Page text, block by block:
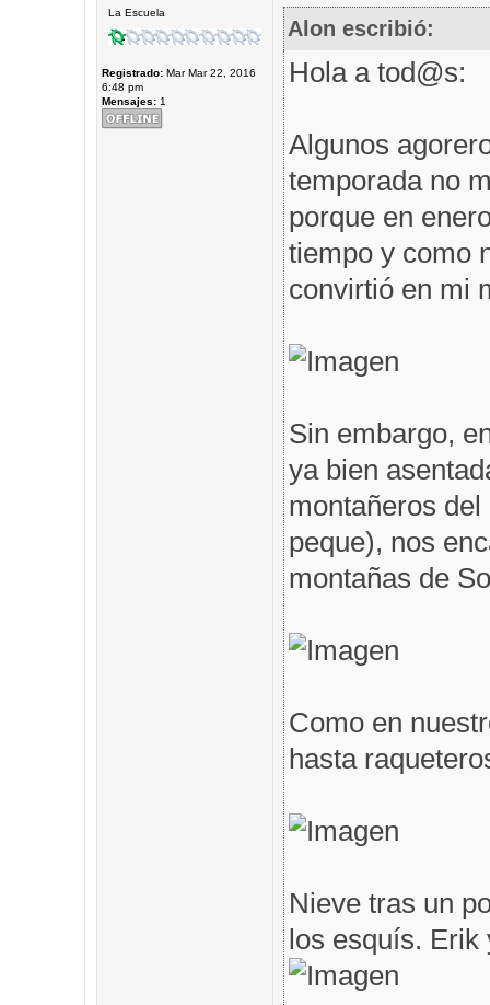
La Escuela
Registrado:Mar Mar 22, 2016
6:48 pm
Mensajes:1
Alon escribió:
Hola a tod@s:
Algunos
temporada no
porque en
tiempo y como
convirtió en mi
Sin embargo,
ya bien
montañeros
peque), nos
montañas de
Como en
hasta
Nieve tras un
los esquís. Erik